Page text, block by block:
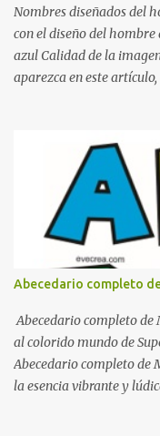
color gris es un color
de colo...
Nombres diseñados del
con el diseño del
azul Calidad de la
aparezca en este
decorar el dormitorio
boxeo Ideas para
que se pueden hacer con
Abecedario completo
Abecedario completo de
al colorido mundo de
Abecedario completo de
la esencia vibrante y